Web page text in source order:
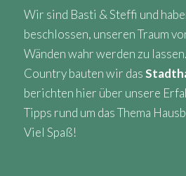
Wir sind Basti & Steffi und
beschlossen, unseren Traum
Wänden wahr werden zu
Country bauten wir das
berichten hier über unsere
Tipps rund um das Thema
Viel Spaß!